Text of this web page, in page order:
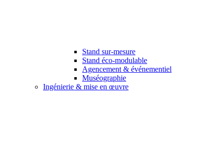
Stand sur-mesure
Stand éco-modulable
Agencement & événementiel
Muséographie
Ingénierie & mise en œuvre